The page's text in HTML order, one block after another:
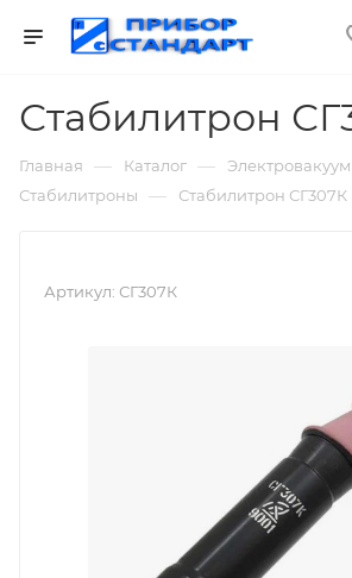
Стабилитрон
Главная — Каталог —
Стабилитроны — Стабилитрон СГ307К
Артикул: СГ307К